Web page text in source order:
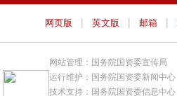
网页版 | 英文版 | 邮箱 |
网站管理：国务院国资委宣传局
运行维护：国务院国资委新闻中心
技术支持：国务院国资委信息中心